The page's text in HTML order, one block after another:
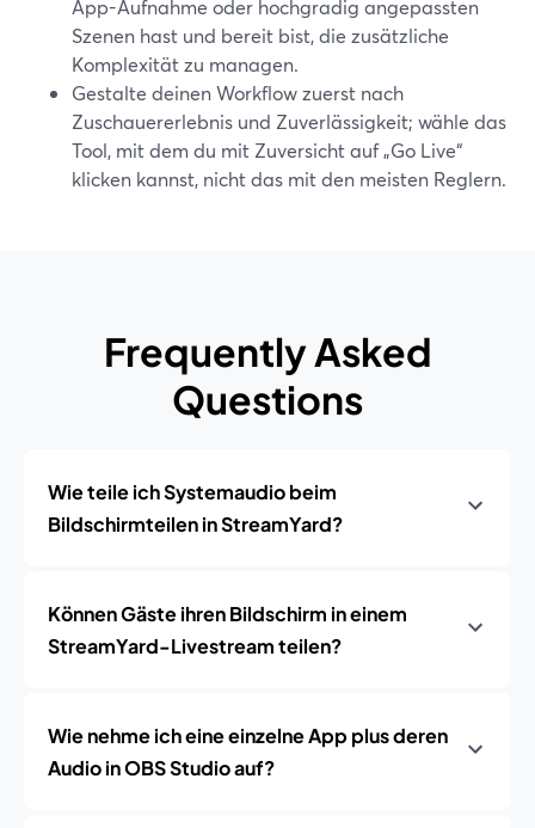
App-Aufnahme oder hochgradig angepassten
Szenen hast und bereit bist, die zusätzliche
Komplexität zu managen.
Gestalte deinen Workflow zuerst nach
Zuschauererlebnis und Zuverlässigkeit; wähle das
Tool, mit dem du mit Zuversicht auf „Go Live“
klicken kannst, nicht das mit den meisten Reglern.
Frequently Asked
Questions
Wie teile ich Systemaudio beim
Bildschirmteilen in StreamYard?
Können Gäste ihren Bildschirm in einem
StreamYard-Livestream teilen?
Wie nehme ich eine einzelne App plus deren
Audio in OBS Studio auf?